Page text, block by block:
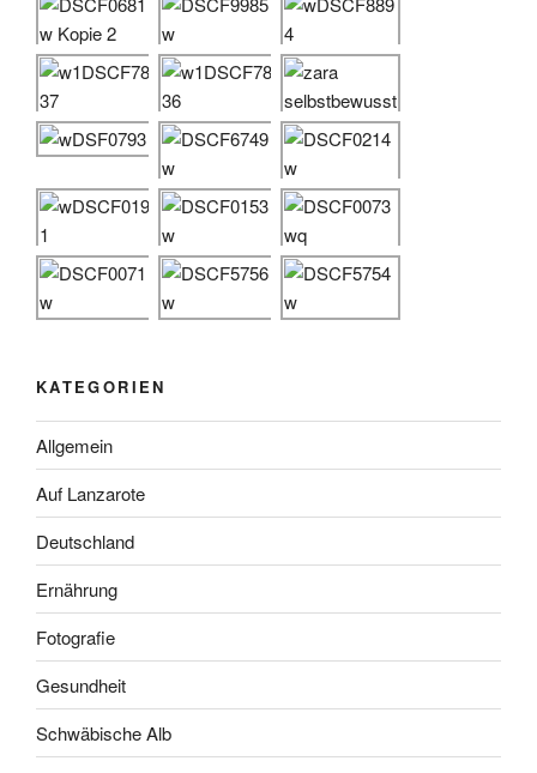
KATEGORIEN
Allgemein
Auf Lanzarote
Deutschland
Ernährung
Fotografie
Gesundheit
Schwäbische Alb